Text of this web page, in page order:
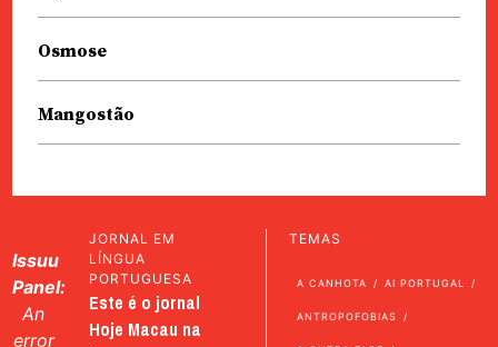
Osmose
Mangostão
Issuu
Panel:
An
error
JORNAL EM
LÍNGUA
PORTUGUESA
Este é o jornal
Hoje Macau na
TEMAS
A CANHOTA AI PORTUGAL
ANTROPOFOBIAS